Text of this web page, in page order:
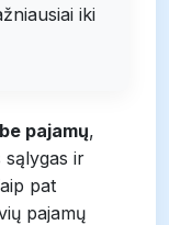
iki
pajamų,
sąlygas ir
pat
pajamų